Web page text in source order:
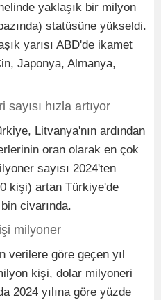
yaklaşık bir milyon
statüsüne yükseldi.
yarısı ABD'de ikamet
Japonya, Almanya,
hızla artıyor
Litvanya'nın ardından
oran olarak en çok
sayısı 2024'ten
kişi) artan Türkiye'de
civarında.
milyoner
verilere göre geçen yıl
kişi, dolar milyoneri
2024 yılına göre yüzde